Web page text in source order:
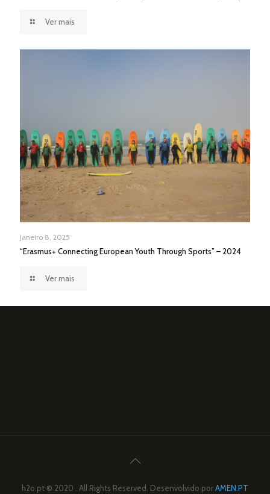
Ver mais
Janeiro 8, 2025
“Erasmus+ Connecting European Youth Through Sports” – 2024
Ver mais
h2o.pt © 2020 . All Rights Reserved. Desenvolvido porAMEN.PT